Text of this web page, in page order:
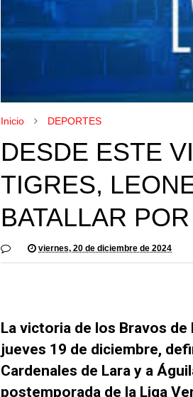
Inicio DEPORTES
DESDE ESTE
TIGRES,
BATALLAR
viernes, 20 de diciembre de 2024
La victoria de los Bravos
jueves 19 de diciembre,
Cardenales de Lara y a
postemporada de la Liga